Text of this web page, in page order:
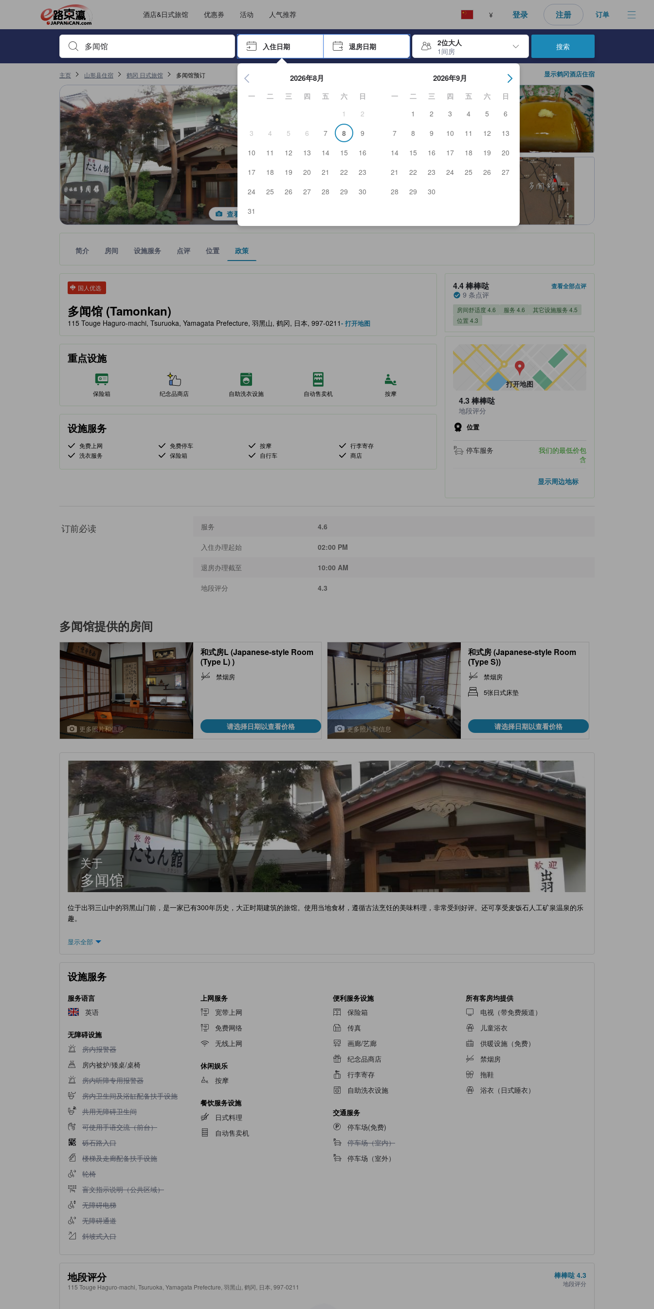
酒店&日式旅馆 优惠券 活动 人气推荐 ¥ 登录 注册 订单
输入住宿名或关键词以搜索，使用箭头或 tab 键以移动，点击 Enter 键以选择
入住日期 退房日期
2位大人
1间房
按 Enter 键开始浏览日期选择器。使用箭头键浏览入住和退房日期。使用 Enter 键选择日期后，入住日期将被选择。重复相同操作以选择
2026年8月
一 二 三 四 五 六
日
1
2
3
4 5 6 7 8
9
10
11 12 13 14 15
16
17
18 19 20 21 22
23
24
25 26 27 28 29
30
31
2026年9月
一 二 三 四 五 六
日
1
2 3 4 5
6
7
8 9 10 11 12
13
14
15 16 17 18 19
20
21
22 23 24 25 26
27
28
29 30
搜索
主页 山形县住宿 鹤冈 日式旅馆 多闻馆预订 显示鹤冈酒店住宿
查看全部图片
简介 房间 设施服务 点评 位置 政策
国人优选
tooltip
多闻馆 (Tamonkan)
tooltip
金色星星表示的等级信息由合作第三方平台提供，仅作为住宿舒适度、设施服务等方面的水平参考。
115 Touge Haguro-machi, Tsuruoka, Yamagata Prefecture, 羽黑山, 鹤冈, 日本, 997-0211- 打开地图
重点设施
保险箱 纪念品商店 自助洗衣设施 自动售卖机 按摩
设施服务
免费上网 免费停车 按摩
行李寄存
洗衣服务
保险箱 自行车 商店
住客评分 4.4，满分 5 棒棒哒 9 条点评
4.4棒棒哒
9 条点评
查看全部点评
房间舒适度 4.6 服务 4.6
其它设施服务 4.5
位置 4.3
打开地图
4.3棒棒哒
地段评分
位置
停车服务
我们的最低价包
含
显示周边地标
订前必读 服务 4.6
入住办理起始 02:00 PM
退房办理截至 10:00 AM
地段评分 4.3
多闻馆提供的房间
更多照片和信息
和式房L (Japanese-style Room
(Type L) )
禁烟房
请选择日期以查看价格 更多照片和信息
和式房 (Japanese-style Room
(Type S))
禁烟房
5张日式床垫
请选择日期以查看价格
关于
多闻馆
位于出羽三山中的羽黑山门前，是一家已有300年历史，大正时期建筑的旅馆。使用当地食材，遵循古法烹饪的美味料理，非常受到好评。还可享受麦饭石人工矿泉温泉的乐
趣。
显示全部
设施服务
服务语言
英语
无障碍设施
不提供房内报警器
房内报警器
房内被炉/矮桌/桌椅
不提供房内听障专用报警器
房内听障专用报警器
不提供房内卫生间及浴缸配备扶手设施
房内卫生间及浴缸配备扶手设施
不提供共用无障碍卫生间
共用无障碍卫生间
不提供可使用手语交流（前台）
可使用手语交流（前台）
不提供砾石路入口
砾石路入口
不提供楼梯及走廊配备扶手设施
楼梯及走廊配备扶手设施
不提供轮椅
轮椅
不提供盲文指示说明（公共区域）
盲文指示说明（公共区域）
不提供无障碍电梯
无障碍电梯
不提供无障碍通道
无障碍通道
不提供斜坡式入口
斜坡式入口
上网服务
宽带上网
免费网络
无线上网
休闲娱乐
按摩
餐饮服务设施
日式料理
自动售卖机
便利服务设施
保险箱
传真
画廊/艺廊
纪念品商店
行李寄存
自助洗衣设施
交通服务
停车场(免费)
不提供停车场（室内）
停车场（室内）
停车场（室外）
所有客房均提供
电视（带免费频道）
儿童浴衣
供暖设施（免费）
禁烟房
拖鞋
浴衣（日式睡衣）
地段评分
115 Touge Haguro-machi, Tsuruoka, Yamagata Prefecture, 羽黑山, 鹤冈, 日本, 997-0211
棒棒哒 4.3
地段评分
JAPANiCAN上的点评均来自于真实用户，个人评价在完成预订和入住后才能顺利提交，从而确保了点评的真实性及可靠性，也有助于用户作出更好的预订选择。
房间舒适度评分 4.6，满分 5，是鹤冈的高分
服务评分 4.6，满分 5，是鹤冈的高分
其它设施服务评分 4.5，满分 5，是鹤冈的高分
位置评分 4.3，满分 5，是鹤冈的高分